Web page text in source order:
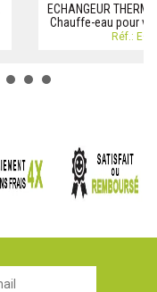
ECHANGEUR
Chauffe-eau pour
Réf.: